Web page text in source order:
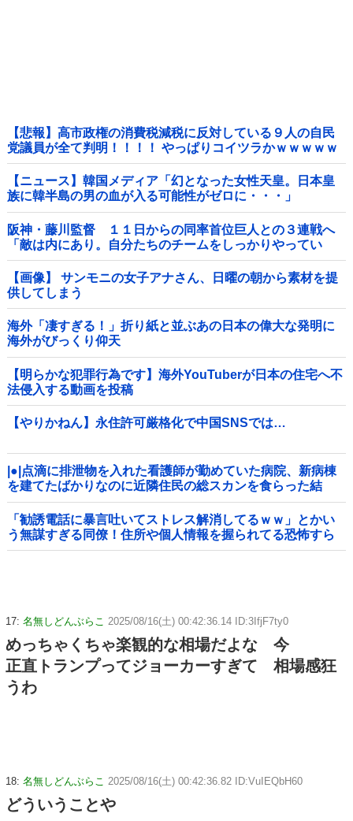
【悲報】高市政権の消費税減税に反対している９人の自民
党議員が全て判明！！！！ やっぱりコイツラかｗｗｗｗｗ
【ニュース】韓国メディア「幻となった女性天皇。日本皇
族に韓半島の男の血が入る可能性がゼロに・・・」
阪神・藤川監督 １１日からの同率首位巨人との３連戦へ
「敵は内にあり。自分たちのチームをしっかりやってい
く」他
【画像】 サンモニの女子アナさん、日曜の朝から素材を提
供してしまう
海外「凄すぎる！」折り紙と並ぶあの日本の偉大な発明に
海外がびっくり仰天
【明らかな犯罪行為です】海外YouTuberが日本の住宅へ不
法侵入する動画を投稿
【やりかねん】永住許可厳格化で中国SNSでは…
|●|点滴に排泄物を入れた看護師が勤めていた病院、新病棟
を建てたばかりなのに近隣住民の総スカンを食らった結
果……
「勧誘電話に暴言吐いてストレス解消してるｗｗ」とかい
う無謀すぎる同僚！住所や個人情報を握られてる恐怖すら
理解できない頭の弱さに絶句
17: 名無しどんぶらこ 2025/08/16(土) 00:42:36.14 ID:3IfjF7ty0
めっちゃくちゃ楽観的な相場だよな 今
正直トランプってジョーカーすぎて 相場感狂
うわ
18: 名無しどんぶらこ 2025/08/16(土) 00:42:36.82 ID:VuIEQbH60
どういうことや